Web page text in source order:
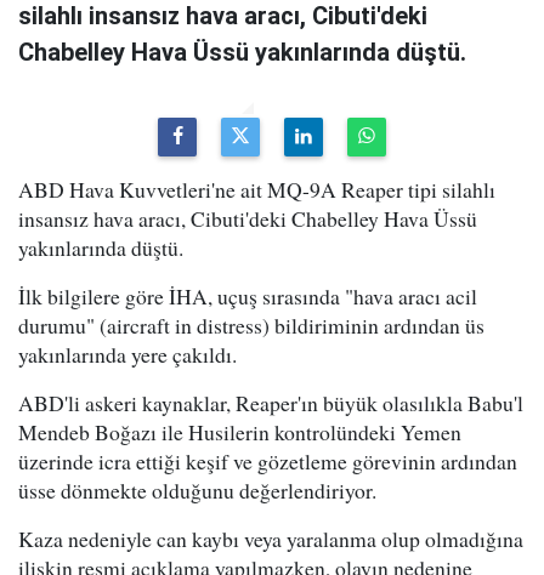
silahlı insansız hava aracı, Cibuti'deki
Chabelley Hava Üssü yakınlarında düştü.
ABD Hava Kuvvetleri'ne ait MQ-9A Reaper tipi silahlı
insansız hava aracı, Cibuti'deki Chabelley Hava Üssü
yakınlarında düştü.
İlk bilgilere göre İHA, uçuş sırasında "hava aracı acil
durumu" (aircraft in distress) bildiriminin ardından üs
yakınlarında yere çakıldı.
ABD'li askeri kaynaklar, Reaper'ın büyük olasılıkla Babu'l
Mendeb Boğazı ile Husilerin kontrolündeki Yemen
üzerinde icra ettiği keşif ve gözetleme görevinin ardından
üsse dönmekte olduğunu değerlendiriyor.
Kaza nedeniyle can kaybı veya yaralanma olup olmadığına
ilişkin resmi açıklama yapılmazken, olayın nedenine